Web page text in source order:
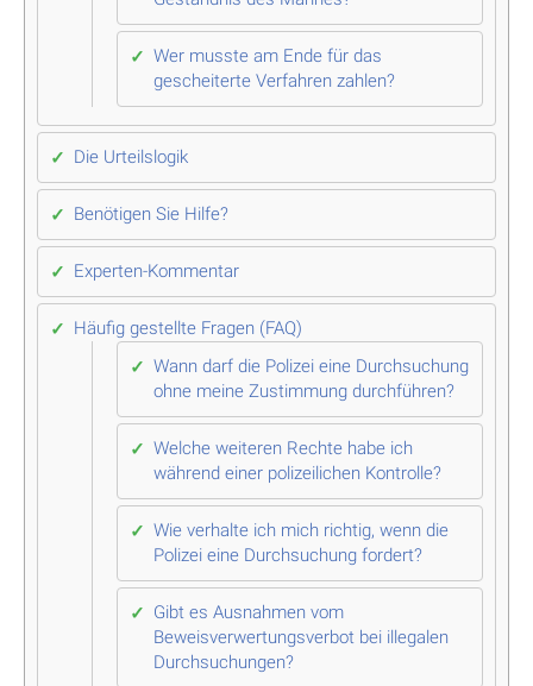
Wer musste am Ende für das
gescheiterte Verfahren zahlen?
Die Urteilslogik
Benötigen Sie Hilfe?
Experten-Kommentar
Häufig gestellte Fragen (FAQ)
Wann darf die Polizei eine Durchsuchung
ohne meine Zustimmung durchführen?
Welche weiteren Rechte habe ich
während einer polizeilichen Kontrolle?
Wie verhalte ich mich richtig, wenn die
Polizei eine Durchsuchung fordert?
Gibt es Ausnahmen vom
Beweisverwertungsverbot bei illegalen
Durchsuchungen?